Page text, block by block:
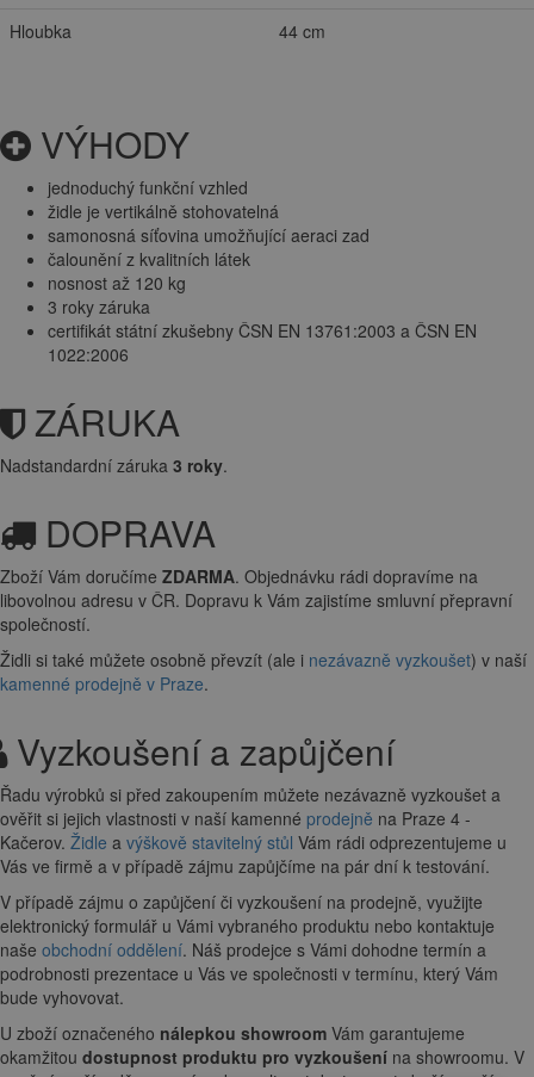
Hloubka
44 cm
VÝHODY
jednoduchý funkční vzhled
židle je vertikálně stohovatelná
samonosná síťovina umožňující aeraci zad
čalounění z kvalitních látek
nosnost až 120 kg
3 roky záruka
certifikát státní zkušebny ČSN EN 13761:2003 a ČSN EN
1022:2006
ZÁRUKA
Nadstandardní záruka 3 roky.
DOPRAVA
Zboží Vám doručíme ZDARMA. Objednávku rádi dopravíme na
libovolnou adresu v ČR. Dopravu k Vám zajistíme smluvní přepravní
společností.
Židli si také můžete osobně převzít (ale i nezávazně vyzkoušet) v naší
kamenné prodejně v Praze.
Vyzkoušení a zapůjčení
Řadu výrobků si před zakoupením můžete nezávazně vyzkoušet a
ověřit si jejich vlastnosti v naší kamenné prodejně na Praze 4 -
Kačerov. Židle a výškově stavitelný stůl Vám rádi odprezentujeme u
Vás ve firmě a v případě zájmu zapůjčíme na pár dní k testování.
V případě zájmu o zapůjčení či vyzkoušení na prodejně, využijte
elektronický formulář u Vámi vybraného produktu nebo kontaktuje
naše obchodní oddělení. Náš prodejce s Vámi dohodne termín a
podrobnosti prezentace u Vás ve společnosti v termínu, který Vám
bude vyhovovat.
U zboží označeného nálepkou showroom Vám garantujeme
okamžitou dostupnost produktu pro vyzkoušení na showroomu. V